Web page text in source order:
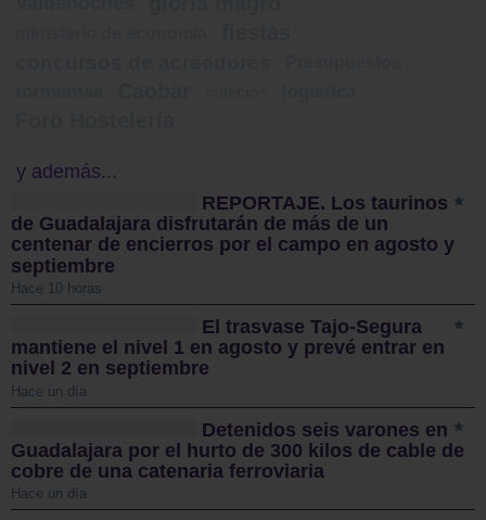
y además...
REPORTAJE. Los taurinos
de Guadalajara disfrutarán de más de un
centenar de encierros por el campo en agosto y
septiembre
Hace 10 horas
El trasvase Tajo-Segura
mantiene el nivel 1 en agosto y prevé entrar en
nivel 2 en septiembre
Hace un día
Detenidos seis varones en
Guadalajara por el hurto de 300 kilos de cable de
cobre de una catenaria ferroviaria
Hace un día